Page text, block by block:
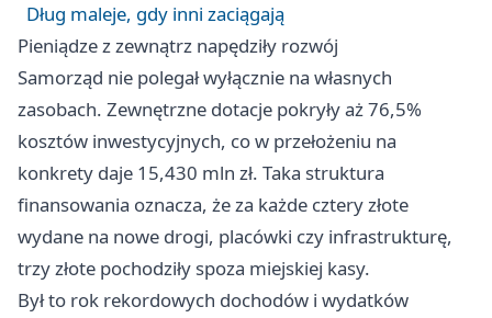
Dług maleje, gdy inni zaciągają
Pieniądze z zewnątrz napędziły rozwój
Samorząd nie polegał wyłącznie na własnych
zasobach. Zewnętrzne dotacje pokryły aż 76,5%
kosztów inwestycyjnych, co w przełożeniu na
konkrety daje 15,430 mln zł. Taka struktura
finansowania oznacza, że za każde cztery złote
wydane na nowe drogi, placówki czy infrastrukturę,
trzy złote pochodziły spoza miejskiej kasy.
Był to rok rekordowych dochodów i wydatków